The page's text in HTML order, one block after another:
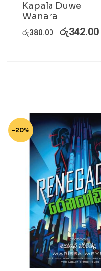
Kapala Duwe
Wanara
රු380.00 රු342.00
-20%